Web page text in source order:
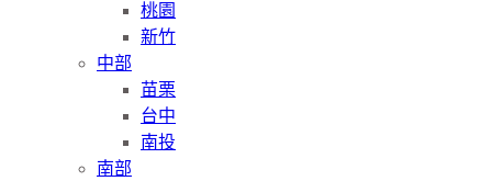
桃園
新竹
中部
苗栗
台中
南投
南部